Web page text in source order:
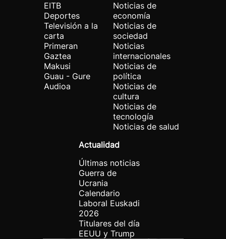
EITB
Deportes
Televisión a la
carta
Primeran
Gaztea
Makusi
Guau - Gure
Audioa
Noticias de
economía
Noticias de
sociedad
Noticias
internacionales
Noticias de
política
Noticias de
cultura
Noticias de
tecnología
Noticias de salud
Actualidad
Últimas noticias
Guerra de
Ucrania
Calendario
Laboral Euskadi
2026
Titulares del día
EEUU y Trump